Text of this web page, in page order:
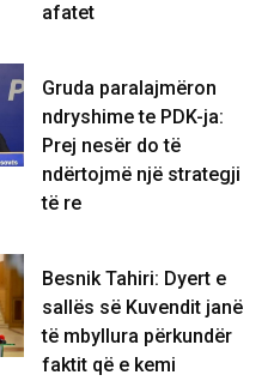
afatet
Gruda paralajmëron
ndryshime te PDK-ja:
Prej nesër do të
ndërtojmë një strategji
të re
Besnik Tahiri: Dyert e
sallës së Kuvendit janë
të mbyllura përkundër
faktit që e kemi